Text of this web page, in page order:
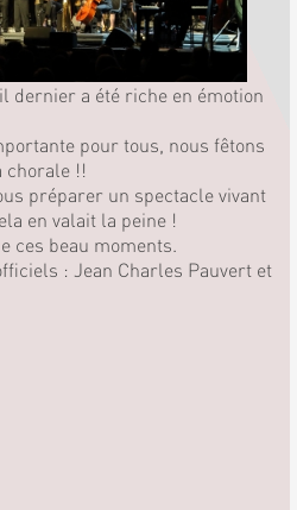
dernier a été riche en émotion
pour tous, nous fêtons
chorale !!
préparer un spectacle vivant
en valait la peine !
ces beau moments.
: Jean Charles Pauvert et